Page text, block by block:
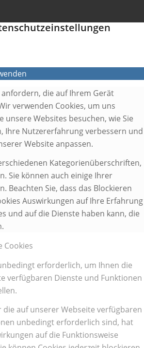
die auf Ihrem Gerät
verwenden Cookies, um uns
unsere Websites besuchen, wie Sie
Ihre Nutzererfahrung verbessern und
Website anpassen.
Kategorienüberschriften,
Sie können auch einige Ihrer
Beachten Sie, dass das Blockieren
Auswirkungen auf Ihre Erfahrung
und auf die Dienste haben kann, die
Cookies
erforderlich, um Ihnen die
verfügbaren Dienste und Funktionen
die auf unserer Webseite verfügbaren
unbedingt erforderlich sind, hat
auf die Funktionsweise